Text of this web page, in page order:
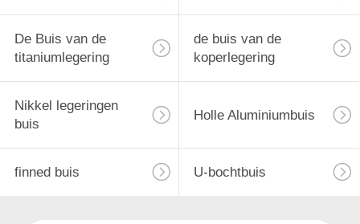
De Buis van de
titaniumlegering
de buis van de
koperlegering
Nikkel legeringen
buis
Holle Aluminiumbuis
finned buis U-bochtbuis